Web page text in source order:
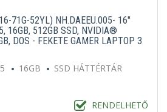
71G-52YL) NH.DAEEU.005- 16"
16GB, 512GB SSD, NVIDIA®
DOS - FEKETE GAMER LAPTOP 3
16GB
SSD HÁTTÉRTÁR
RENDELHETŐ